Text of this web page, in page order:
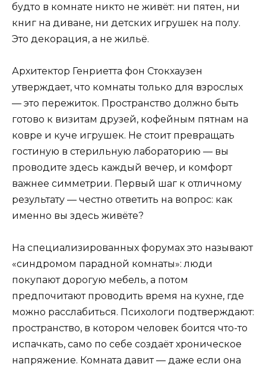
будто в комнате никто не живёт: ни пятен, ни
книг на диване, ни детских игрушек на полу.
Это декорация, а не жильё.
Архитектор Генриетта фон Стокхаузен
утверждает, что комнаты только для взрослых
— это пережиток. Пространство должно быть
готово к визитам друзей, кофейным пятнам на
ковре и куче игрушек. Не стоит превращать
гостиную в стерильную лабораторию — вы
проводите здесь каждый вечер, и комфорт
важнее симметрии. Первый шаг к отличному
результату — честно ответить на вопрос: как
именно вы здесь живёте?
На специализированных форумах это называют
«синдромом парадной комнаты»: люди
покупают дорогую мебель, а потом
предпочитают проводить время на кухне, где
можно расслабиться. Психологи подтверждают:
пространство, в котором человек боится что-то
испачкать, само по себе создаёт хроническое
напряжение. Комната давит — даже если она